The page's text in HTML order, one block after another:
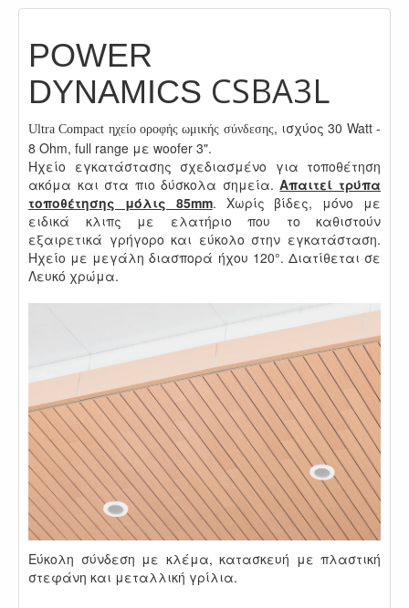
POWER
DYNAMICS CSBA3L
Ultra Compact ηχείο οροφής ωμικής σύνδεσης, ισχύος 30 Watt -
8 Ohm, full range με woofer 3".
Ηχείο εγκατάστασης σχεδιασμένο για τοποθέτηση
ακόμα και στα πιο δύσκολα σημεία.Απαιτεί τρύπα
τοποθέτησης μόλις 85mm. Χωρίς βίδες, μόνο με
ειδικά κλιπς με ελατήριο που το καθιστούν
εξαιρετικά γρήγορο και εύκολο στην εγκατάσταση.
Ηχείο με μεγάλη διασπορά ήχου 120°. Διατίθεται σε
Λευκό χρώμα.
Εύκολη σύνδεση με κλέμα, κατασκευή με πλαστική
στεφάνη και μεταλλική γρίλια.